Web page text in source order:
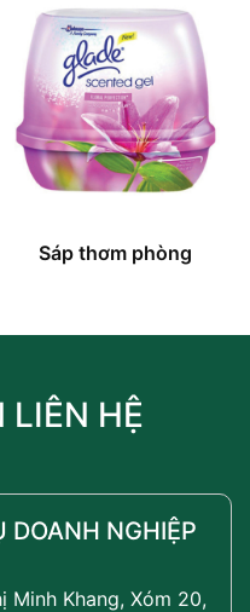
Sáp thơm phòng
LIÊN HỆ
DOANH NGHIỆP
Minh Khang, Xóm 20,